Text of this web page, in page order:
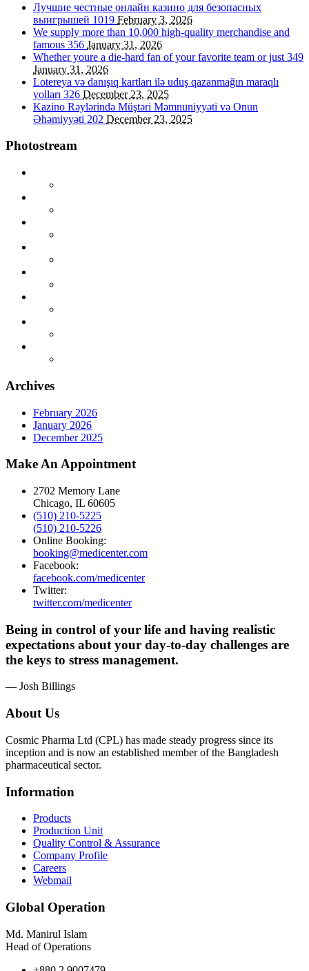
Лучшие честные онлайн казино для безопасных
выигрышей 1019 February 3, 2026
We supply more than 10,000 high-quality merchandise and
famous 356 January 31, 2026
Whether youre a die-hard fan of your favorite team or just 349
January 31, 2026
Lotereya və danışıq kartları ilə uduş qazanmağın maraqlı
yolları 326 December 23, 2025
Kazino Rəylərində Müştəri Məmnuniyyəti və Onun
Əhəmiyyəti 202 December 23, 2025
Photostream
Archives
February 2026
January 2026
December 2025
Make An Appointment
2702 Memory Lane
Chicago, IL 60605
(510) 210-5225
(510) 210-5226
Online Booking:
booking@medicenter.com
Facebook:
facebook.com/medicenter
Twitter:
twitter.com/medicenter
Being in control of your life and having realistic
expectations about your day-to-day challenges are
the keys to stress management.
— Josh Billings
About Us
Cosmic Pharma Ltd (CPL) has made steady progress since its
inception and is now an established member of the Bangladesh
pharmaceutical sector.
Information
Products
Production Unit
Quality Control & Assurance
Company Profile
Careers
Webmail
Global Operation
Md. Manirul Islam
Head of Operations